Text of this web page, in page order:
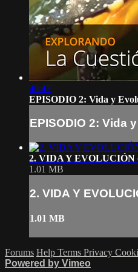
40:47
EPISODIO 2: Vida y
EPISODIO 2: Vida
2. VIDA Y EVOLUCIÓN
1.01 MB
2. VIDA Y
1.01 MB
Forums Help Terms Privacy
Powered by Vimeo